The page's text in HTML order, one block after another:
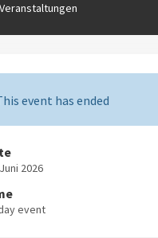
Veranstaltungen
event has ended
2026
event